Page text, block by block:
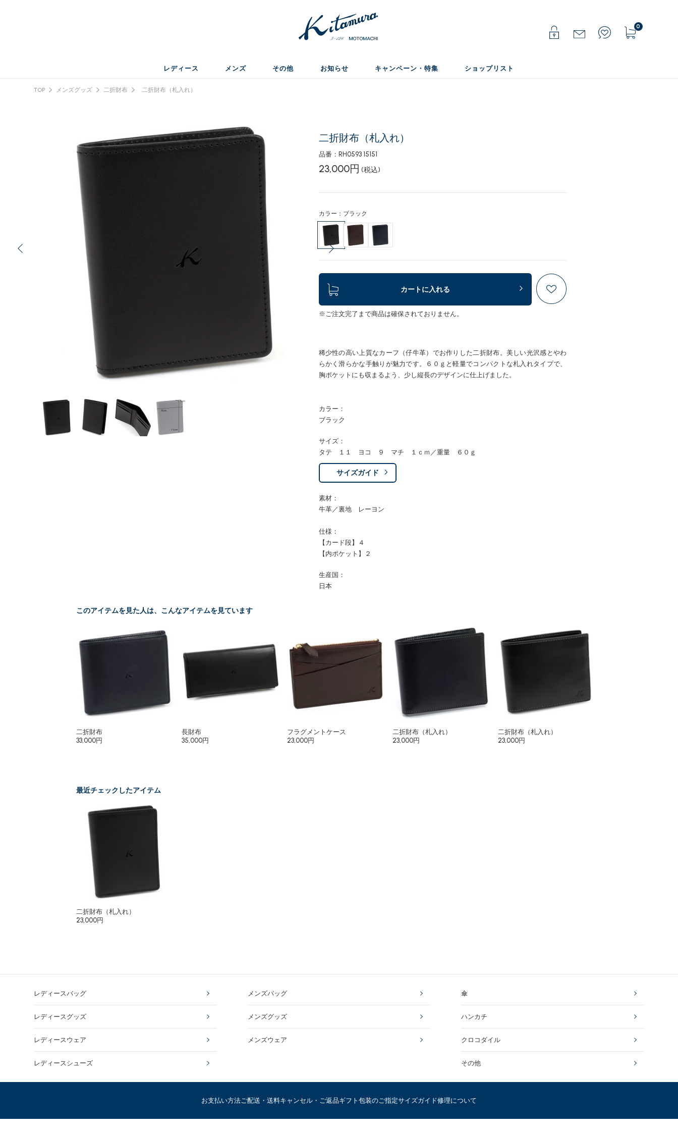
0
レディース メンズ その他 お知らせ キャンペーン・特集 ショップリスト
TOP メンズグッズ 二折財布 二折財布（札入れ）
二折財布（札入れ）
品番：RH0593 15151
23,000円 (税込)
カラー：ブラック
カートに入れる
※ご注文完了まで商品は確保されておりません。
稀少性の高い上質なカーフ（仔牛革）でお作りした二折財布。美しい光沢感とやわ
らかく滑らかな手触りが魅力です。６０ｇと軽量でコンパクトな札入れタイプで、
胸ポケットにも収まるよう、少し縦長のデザインに仕上げました。
カラー：
ブラック
サイズ：
タテ １１ ヨコ ９ マチ １ｃｍ／重量 ６０ｇ
サイズガイド
素材：
牛革／裏地 レーヨン
仕様：
【カード段】４
【内ポケット】２
生産国：
日本
このアイテムを見た人は、こんなアイテムを見ています
二折財布
33,000円
長財布
35,000円
フラグメントケース
23,000円
二折財布（札入れ）
23,000円
二折財布（札入れ）
23,000円
最近チェックしたアイテム
二折財布（札入れ）
23,000円
レディースバッグ
レディースグッズ
レディースウェア
レディースシューズ
メンズバッグ
メンズグッズ
メンズウェア
傘
ハンカチ
クロコダイル
その他
お支払い方法ご配送・送料キャンセル・ご返品ギフト包装のご指定サイズガイド修理について